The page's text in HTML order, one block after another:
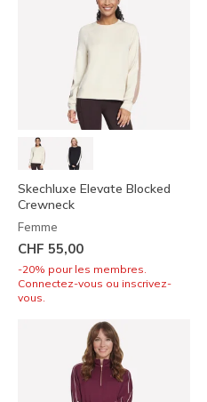
Skechluxe Elevate Blocked
Crewneck
Femme
CHF 55,00
-20% pour les membres.
Connectez-vous ou inscrivez-
vous.